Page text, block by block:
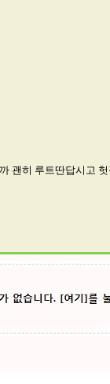
괜히 루트딴답시고